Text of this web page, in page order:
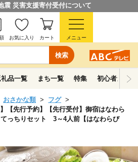
震 災害支援寄付受付について
検索
お気に入り カート メニュー
品一覧 まち一覧 特集 初心者ガイド
おさかな類
フグ
【先行予約】【先行受付】御宿はなわら
っちりセット 3～4人前【はなわらび